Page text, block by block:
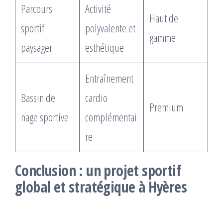
Parcours
sportif
paysager
Activité
polyvalente et
esthétique
Haut de
gamme
Bassin de
nage sportive
Entraînement
cardio
complémentai
re
Premium
Conclusion : un projet sportif
global et stratégique à Hyères